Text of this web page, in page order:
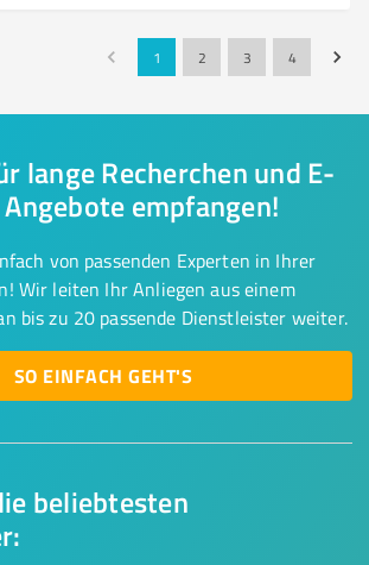
1 2 3 4
beliebtesten
lange Recherchen und E-
empfangen!
von passenden Experten in Ihrer
Wir leiten Ihr Anliegen aus einem
bis zu 20 passende Dienstleister weiter.
SO EINFACH GEHT'S